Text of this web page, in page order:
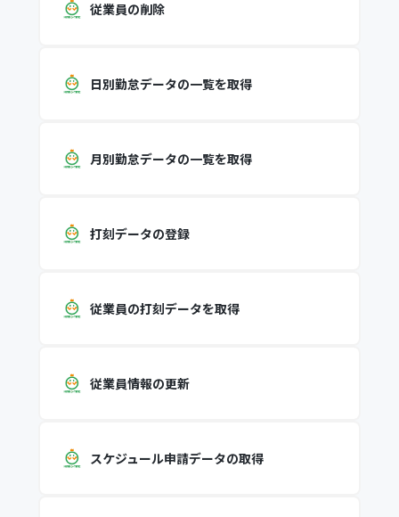
従業員の削除
日別勤怠データの一覧を取得
月別勤怠データの一覧を取得
打刻データの登録
従業員の打刻データを取得
従業員情報の更新
スケジュール申請データの取得